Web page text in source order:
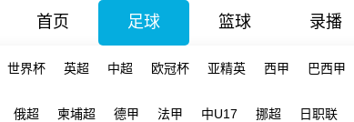
首页 足球 篮球 录播
世界杯 英超 中超 欧冠杯 亚精英 西甲 巴西甲
俄超 柬埔超 德甲 法甲 中U17 挪超 日职联